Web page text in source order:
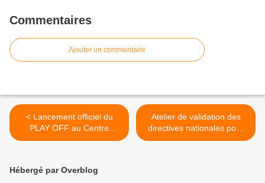
Commentaires
Ajouter un commentaire
< Lancement officiel du
PLAY OFF au Centre
technique de football d'Ignié
Blaise MAYOLAS
Atelier de validation des
directives nationales pour
l'obtention du
Hébergé par Overblog